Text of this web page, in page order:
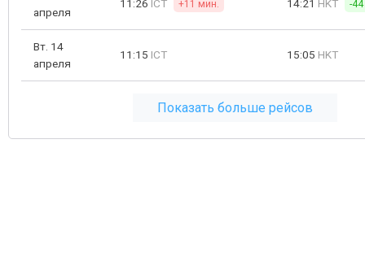
апреля
11:26 ICT +11 мин. 14:21 HKT -
Вт. 14
апреля
11:15 ICT 15:05 HKT
Показать больше рейсов